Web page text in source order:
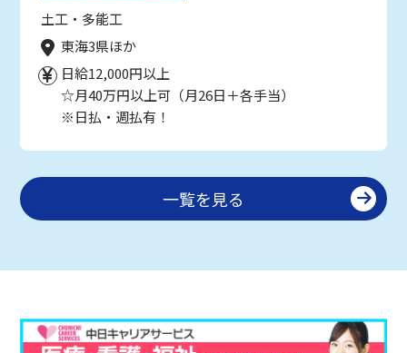
土工・多能工
東海3県ほか
日給12,000円以上
☆月40万円以上可（月26日＋各手当）
※日払・週払有！
一覧を見る